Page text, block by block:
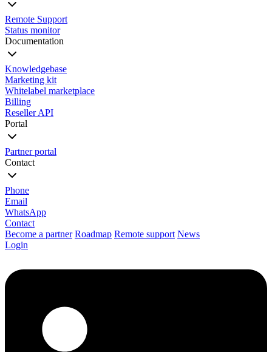
Remote Support
Status monitor
Documentation
Knowledgebase
Marketing kit
Whitelabel marketplace
Billing
Reseller API
Portal
Partner portal
Contact
Phone
Email
WhatsApp
Contact
Become a partner Roadmap Remote support News
Login